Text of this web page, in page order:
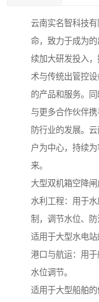
云南实名智科技
命，致力于成为
续加大研发投入
术与传统出管控
的产品和服务。同
与更多合作伙伴
防行业的发展。
户为中心，持续
来。
大型双机箱空降闸
水利工程：用于
制，调节水位、防
适用于大型水电站
港口与航运：用
水位调节。
适用于大型船舶的